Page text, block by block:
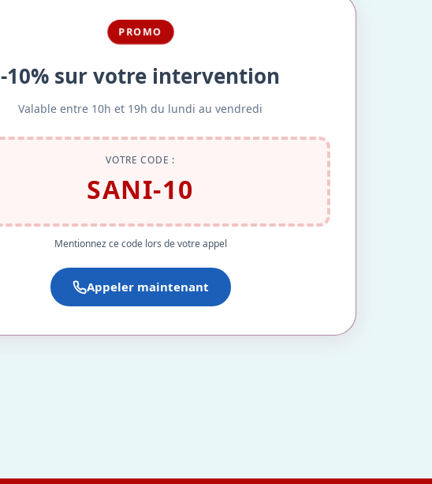
PROMO
-10% sur votre intervention
Valable entre 10h et 19h du lundi au vendredi
VOTRE CODE :
SANI-10
Mentionnez ce code lors de votre appel
Appeler maintenant